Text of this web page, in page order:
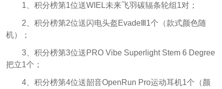
1、积分榜第1位送WIEL未来飞羽碳辐条轮组1对；
2、积分榜第2位送闪电头盔EvadeⅢ1个（款式颜色随
机）；
3、积分榜第3位送PRO Vibe Superlight Stem 6 Degree
把立1个；
4、积分榜第4位送韶音OpenRun Pro运动耳机1个（颜